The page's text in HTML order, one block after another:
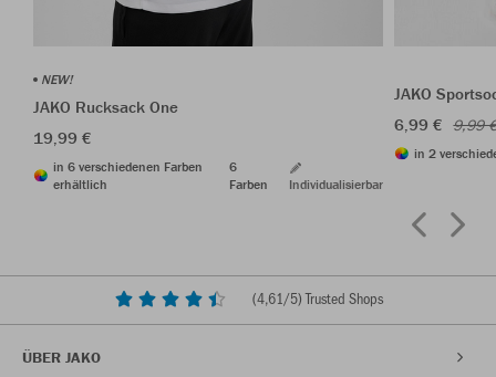
NEW!
JAKO Rucksack One
19,99 €
in 6 verschiedenen Farben
erhältlich
6
Farben
Individualisierbar
JAKO
6,99 € 9,99
in 2
(4,61/5) Trusted Shops
ÜBER JAKO